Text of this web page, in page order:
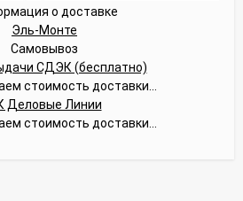
о доставке
Эль-Монте
Самовывоз
СДЭК (бесплатно)
стоимость доставки...
Деловые Линии
стоимость доставки...